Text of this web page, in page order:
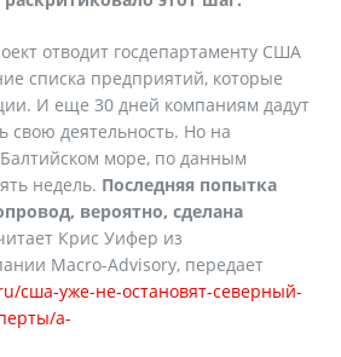
отводит госдепартаменту США
списка предприятий, которые
И еще 30 дней компаниям дадут
свою деятельность. Но на
море, по данным
недель. Последняя попытка
вероятно, сделана
Крис Уифер из
Macro-Advisory, передает
сша-уже-не-остановят-северный-
a-